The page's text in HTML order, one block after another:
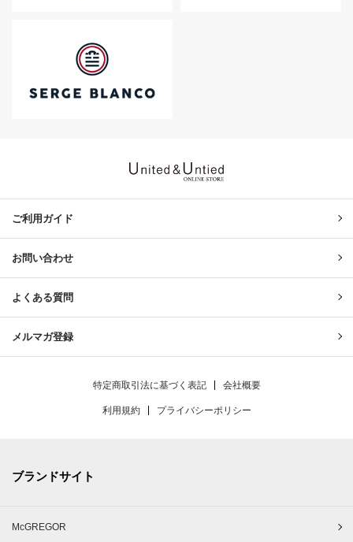
ご利用ガイド
お問い合わせ
よくある質問
メルマガ登録
特定商取引法に基づく表記 会社概要
利用規約 プライバシーポリシー
ブランドサイト
McGREGOR